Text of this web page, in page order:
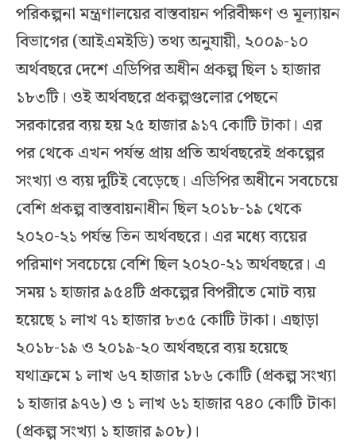
পরিকল্পনা মন্ত্রণালয়ের বাস্তবায়ন পরিবীক্ষণ ও মূল্যায়ন
বিভাগের (আইএমইডি) তথ্য অনুযায়ী, ২০০৯-১০
অর্থবছরে দেশে এডিপির অধীন প্রকল্প ছিল ১ হাজার
১৮৩টি। ওই অর্থবছরে প্রকল্পগুলোর পেছনে
সরকারের ব্যয় হয় ২৫ হাজার ৯১৭ কোটি টাকা। এর
পর থেকে এখন পর্যন্ত প্রায় প্রতি অর্থবছরেই প্রকল্পের
সংখ্যা ও ব্যয় দুটিই বেড়েছে। এডিপির অধীনে সবচেয়ে
বেশি প্রকল্প বাস্তবায়নাধীন ছিল ২০১৮-১৯ থেকে
২০২০-২১ পর্যন্ত তিন অর্থবছরে। এর মধ্যে ব্যয়ের
পরিমাণ সবচেয়ে বেশি ছিল ২০২০-২১ অর্থবছরে। এ
সময় ১ হাজার ৯৫৪টি প্রকল্পের বিপরীতে মোট ব্যয়
হয়েছে ১ লাখ ৭১ হাজার ৮৩৫ কোটি টাকা। এছাড়া
২০১৮-১৯ ও ২০১৯-২০ অর্থবছরে ব্যয় হয়েছে
যথাক্রমে ১ লাখ ৬৭ হাজার ১৮৬ কোটি (প্রকল্প সংখ্যা
১ হাজার ৯৭৬) ও ১ লাখ ৬১ হাজার ৭৪০ কোটি টাকা
(প্রকল্প সংখ্যা ১ হাজার ৯০৮)।